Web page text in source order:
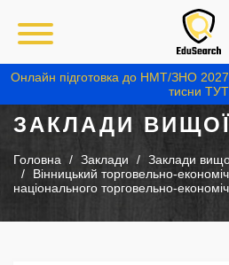
Онлайн підготовка до НМТ/ЗНО 2027,
тисни ТУТ
ЗАКЛАДИ
Головна Заклади Заклади
Вінницький торговельно-
національного торговельно-